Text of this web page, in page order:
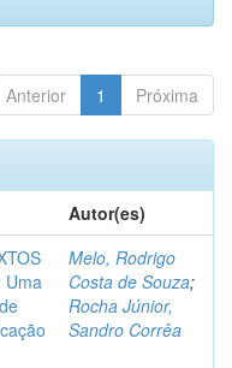
Anterior 1 Próxima
Autor(es)
Uma
Melo, Rodrigo
Costa de Souza;
Rocha Júnior,
Sandro Corrêa